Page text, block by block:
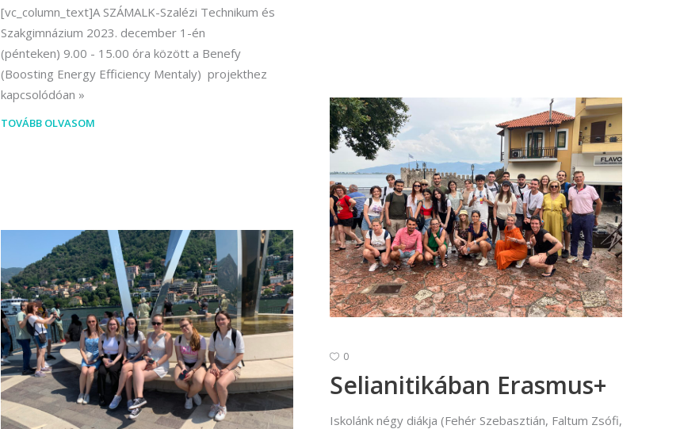
[vc_column_text]A SZÁMALK-Szalézi Technikum és
Szakgimnázium 2023. december 1-én
(pénteken) 9.00 - 15.00 óra között a Benefy
(Boosting Energy Efficiency Mentaly) projekthez
kapcsolódóan
TOVÁBB OLVASOM
0
Selianitikában Erasmus+
Iskolánk négy diákja (Fehér Szebasztián, Faltum Zsófi,